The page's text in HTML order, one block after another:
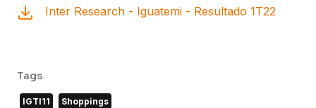
Inter Research - Iguatemi - Resultado 1T22
Tags
IGTI11 Shoppings